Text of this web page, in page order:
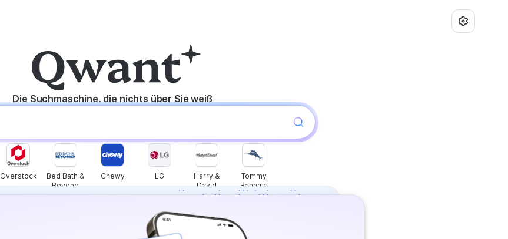
Die Suchmaschine, die nichts über Sie weiß
Overstock
Bed Bath &
Beyond
Chewy LG
Harry &
David
Tommy
Bahama